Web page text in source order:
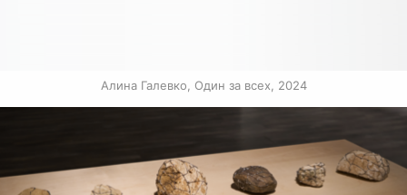
Алина Галевко, Один за всех, 2024